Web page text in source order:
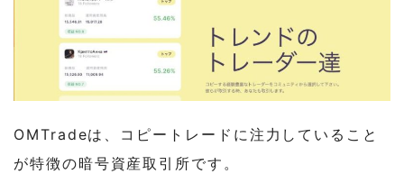
OMTradeは、コピートレードに注力していること
が特徴の暗号資産取引所です。